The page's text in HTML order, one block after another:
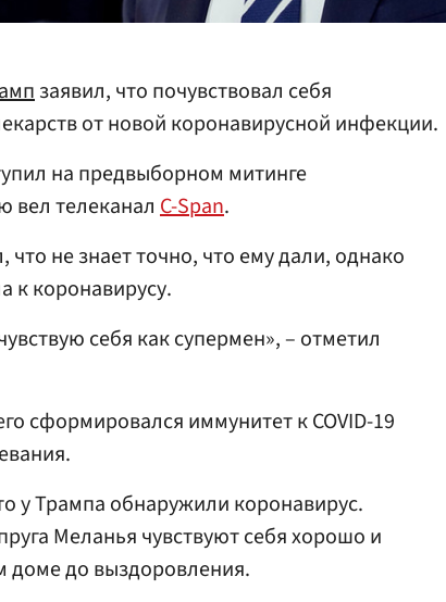
заявил, что почувствовал себя
от новой коронавирусной инфекции.
на предвыборном митинге
вел телеканал C-Span.
не знает точно, что ему дали, однако
к коронавирусу.
себя как супермен», – отметил
сформировался иммунитет к COVID-19
у Трампа обнаружили коронавирус.
Меланья чувствуют себя хорошо и
доме до выздоровления.